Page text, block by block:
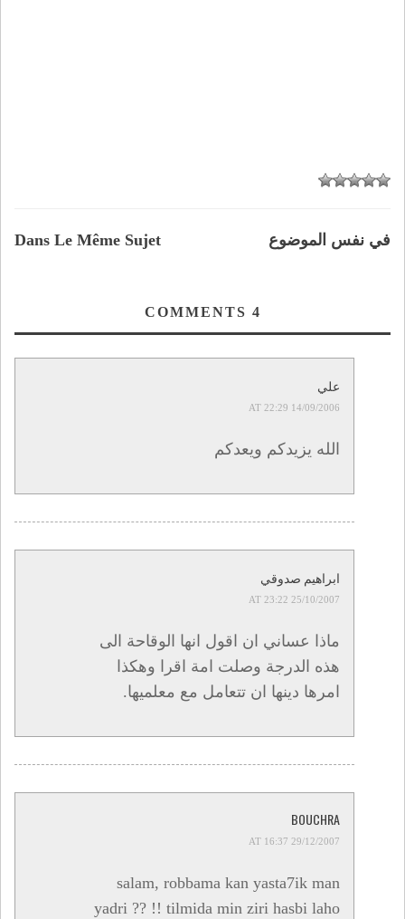
Dans Le Même Sujet في نفس الموضوع
4
علي
14/09/2006 AT 22:29
الله يزيدكم ويعدكم
ابراهيم صدوقي
25/10/2007 AT 23:22
ماذا عساني ان اقول انها الوقاحة الى
هذه الدرجة وصلت امة اقرا وهكذا
امرها دينها ان تتعامل مع معلميها.
BOUCHRA
29/12/2007 AT 16:37
salam, robbama kan yasta7ik man
yadri ?? !! tilmida min ziri hasbi laho